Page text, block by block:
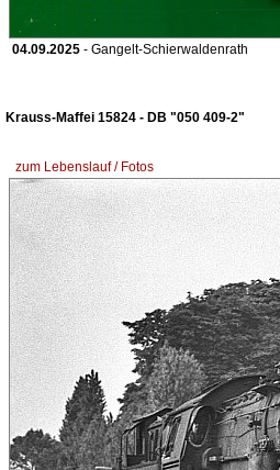
04.09.2025- Gangelt-Schierwaldenrath
Krauss-Maffei 15824 - DB "050 409-2"
zum Lebenslauf / Fotos